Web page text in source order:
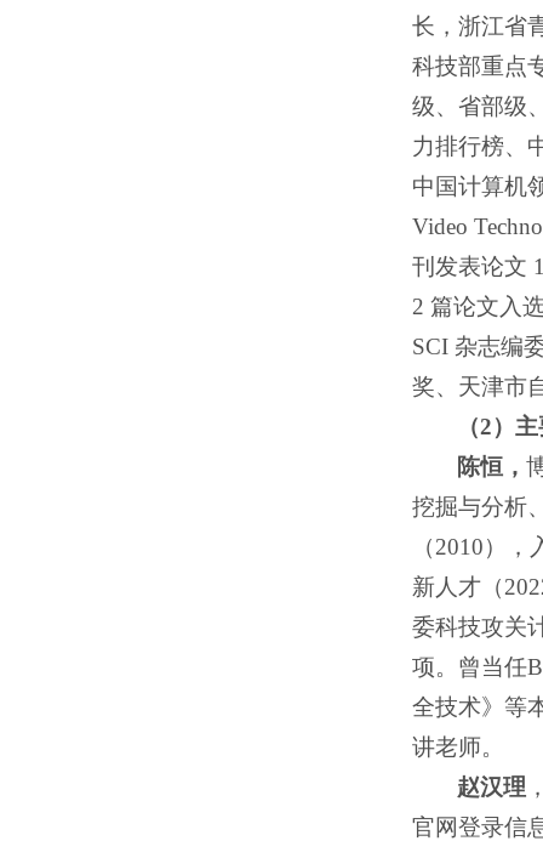
长，浙江省
科技部重点
级、省部级
力排行榜、
中国计算机
Video
刊发表论文
2 篇论文入
SCI 杂志编
奖、天津市
（2）
陈恒 ，
挖掘与分析
（2010）
新人才（
委科技攻关
项。曾当任
全技术》等
讲老师。
赵汉理
官网登录信